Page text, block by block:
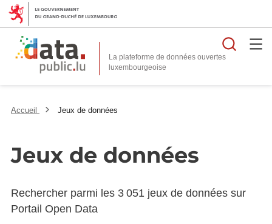
La plateforme de données ouvertes
Accueil Jeux de données
Jeux de données
Rechercher parmi les 3 051 jeux de données sur
Portail Open Data